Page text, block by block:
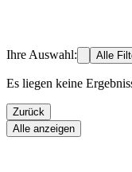
Ihre Auswahl: Alle
Es liegen keine
Zurück
Alle anzeigen